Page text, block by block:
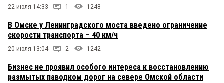
22 июля 14:33 1 1248
В Омске у Ленинградского моста введено ограничение
скорости транспорта – 40 км/ч
20 июля 13:04 2 1242
Бизнес не проявил особого интереса к восстановлению
размытых паводком дорог на севере Омской области